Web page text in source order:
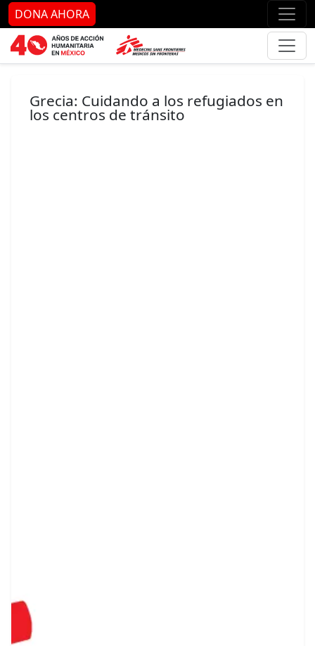
Ir al contenido principal Ir
DONA AHORA
Grecia: Cuidando a los refugiados en
los centros de tránsito